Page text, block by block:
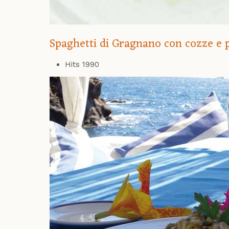
Spaghetti di Gragnano con cozze e
Hits 1990